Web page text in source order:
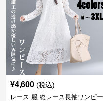
¥4,600 (税込)
レース 服 総レース長袖ワンピー